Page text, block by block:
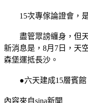
15次專傢論證會，是
盡管眾謗纏身，但天
新消息是，8月7日，天
森堡運抵長沙。
●六天建成15層賓館
內容來自sina新聞